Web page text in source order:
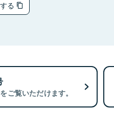
る
ご覧いただけます。